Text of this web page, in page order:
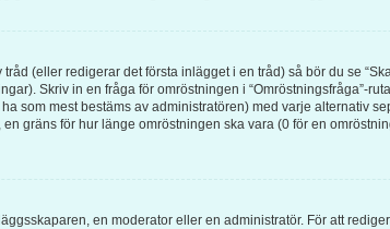
(eller redigerar det första inlägget i en tråd) så bör du se
Skriv in en fråga för omröstningen i “Omröstningsfråga”-
som mest bestäms av administratören) med varje alternativ
gräns för hur länge omröstningen ska vara (0 för en
en moderator eller en administratör. För att